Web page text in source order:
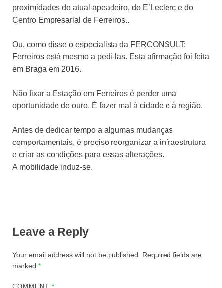
proximidades do atual apeadeiro, do E’Leclerc e do
Centro Empresarial de Ferreiros..
Ou, como disse o especialista da FERCONSULT:
Ferreiros está mesmo a pedi-las. Esta afirmação foi feita
em Braga em 2016.
Não fixar a Estação em Ferreiros é perder uma
oportunidade de ouro. É fazer mal à cidade e à região.
Antes de dedicar tempo a algumas mudanças
comportamentais, é preciso reorganizar a infraestrutura
e criar as condições para essas alterações.
A mobilidade induz-se.
Leave a Reply
Your email address will not be published.
Required fields are
marked *
COMMENT*